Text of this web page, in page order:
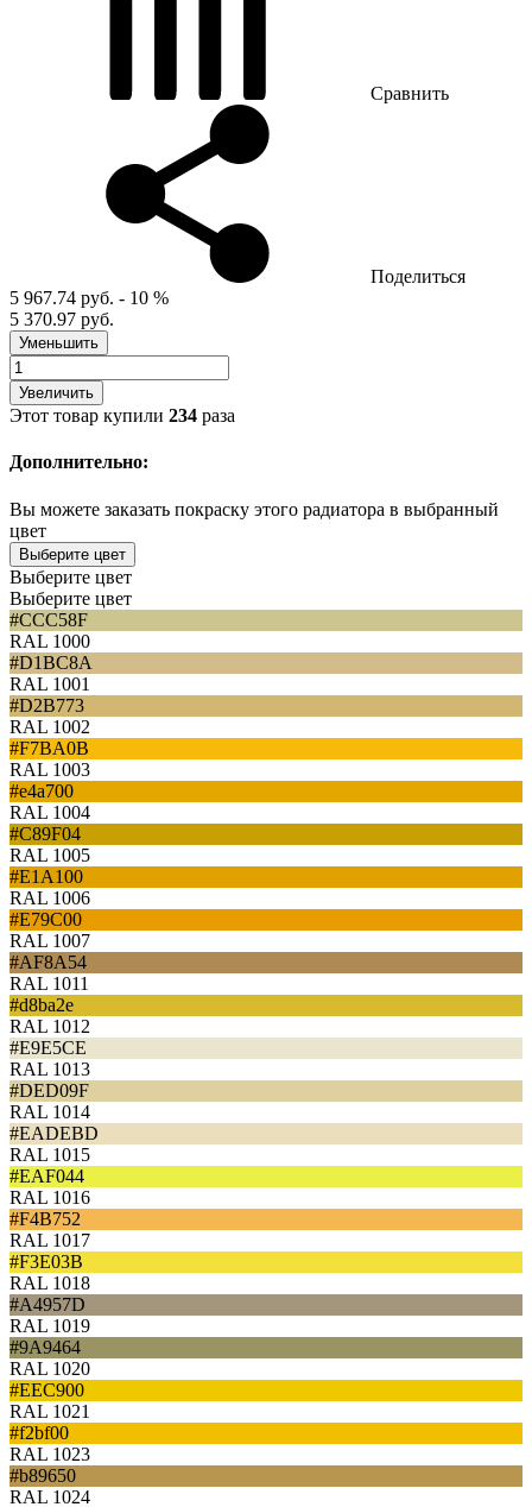
Сравнить
Поделиться
5 967.74 руб. - 10 %
5 370.97 руб.
Уменьшить
Увеличить
Этот товар купили 234 раза
Дополнительно:
Вы можете заказать покраску этого радиатора в выбранный
цвет
Выберите цвет
Выберите цвет
Выберите цвет
#CCC58F
RAL 1000
#D1BC8A
RAL 1001
#D2B773
RAL 1002
#F7BA0B
RAL 1003
#e4a700
RAL 1004
#C89F04
RAL 1005
#E1A100
RAL 1006
#E79C00
RAL 1007
#AF8A54
RAL 1011
#d8ba2e
RAL 1012
#E9E5CE
RAL 1013
#DED09F
RAL 1014
#EADEBD
RAL 1015
#EAF044
RAL 1016
#F4B752
RAL 1017
#F3E03B
RAL 1018
#A4957D
RAL 1019
#9A9464
RAL 1020
#EEC900
RAL 1021
#f2bf00
RAL 1023
#b89650
RAL 1024